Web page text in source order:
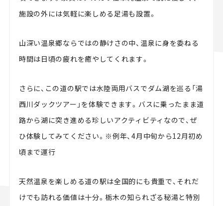
施設の外には気軽に楽しめる足湯も設置。
山深い温泉郷ならではの静けさの中、温泉に身を委ねる
時間は日頃の疲れを癒やしてくれます。
さらに、この道の駅では水陸両用バスでダム湖を巡る「湯
西川ダックツアー」を体験できます。バスに乗ったまま道
路から湖に突き進める珍しいアクティビティなので、ぜ
ひ体験してみてください。※例年、4月中旬から12月初め
頃まで運行
天然温泉を楽しめる道の駅は全国的にも貴重で、それだ
けでも訪れる価値は十分。栃木の知られざる秘湯と特別